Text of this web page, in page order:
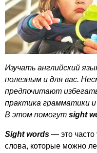
Изучать английский
полезным и для вас.
предпочитают
практика грамматики и
В этом помогут sight
Sight words — это часто
слова, которые можно